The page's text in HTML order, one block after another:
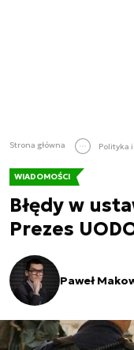
Strona główna Polityka
WIADOMOŚCI
Błędy w
Prezes
Paweł